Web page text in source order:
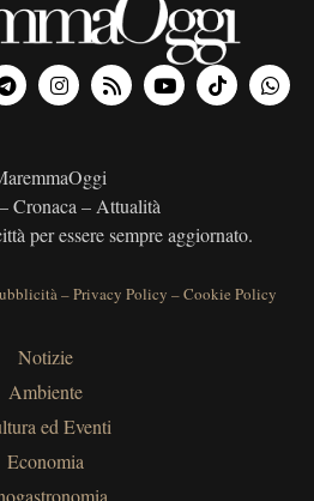
Cronaca – Attualità
per essere sempre aggiornato.
–Privacy Policy –Cookie Policy
Notizie
Ambiente
ed Eventi
Economia